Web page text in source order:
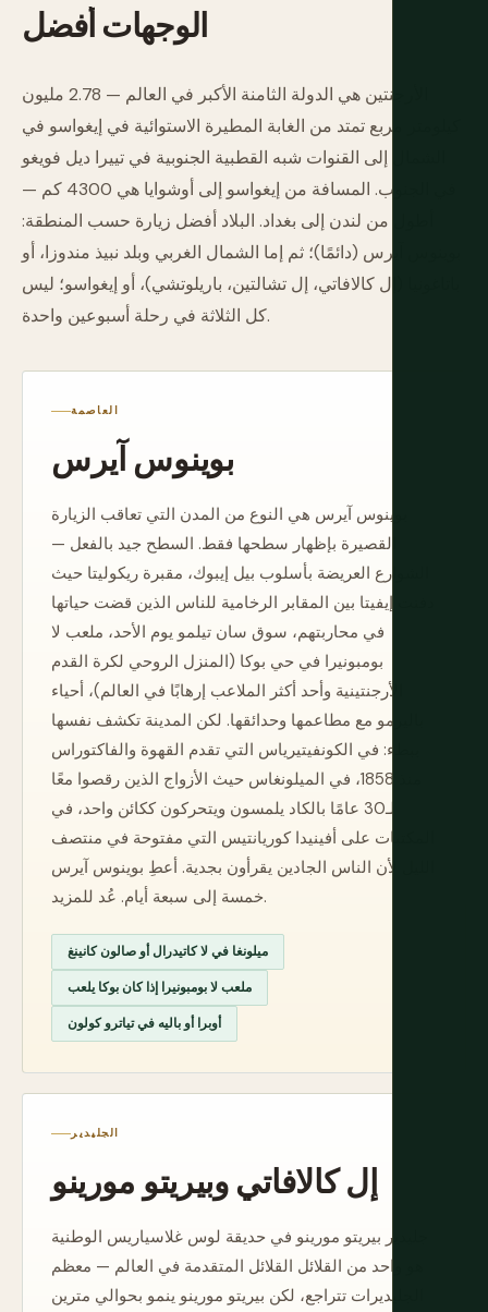
أفضلالوجهات
الأرجنتين هي الدولة الثامنة الأكبر في العالم — 2.78 مليون
كيلومتر مربع تمتد من الغابة المطيرة الاستوائية في إيغواسو في
الشمال إلى القنوات شبه القطبية الجنوبية في تييرا ديل فويغو
في الجنوب. المسافة من إيغواسو إلى أوشوايا هي 4300 كم —
أطول من لندن إلى بغداد. البلاد أفضل زيارة حسب المنطقة:
بوينوس آيرس (دائمًا)؛ ثم إما الشمال الغربي وبلد نبيذ مندوزا، أو
باتاغونيا (إل كالافاتي، إل تشالتين، باريلوتشي)، أو إيغواسو؛ ليس
كل الثلاثة في رحلة أسبوعين واحدة.
العاصمة
بوينوس آيرس
بوينوس آيرس هي النوع من المدن التي تعاقب الزيارة
القصيرة بإظهار سطحها فقط. السطح جيد بالفعل —
الشوارع العريضة بأسلوب بيل إيبوك، مقبرة ريكوليتا حيث
دفنت إيفيتا بين المقابر الرخامية للناس الذين قضت حياتها
في محاربتهم، سوق سان تيلمو يوم الأحد، ملعب لا
بومبونيرا في حي بوكا (المنزل الروحي لكرة القدم
الأرجنتينية وأحد أكثر الملاعب إرهابًا في العالم)، أحياء
باليرمو مع مطاعمها وحدائقها. لكن المدينة تكشف نفسها
ببطء: في الكونفيتيرياس التي تقدم القهوة والفاكتوراس
منذ 1858، في الميلونغاس حيث الأزواج الذين رقصوا معًا
لـ30 عامًا بالكاد يلمسون ويتحركون ككائن واحد، في
المكتبات على أفينيدا كوريانتيس التي مفتوحة في منتصف
الليل لأن الناس الجادين يقرأون بجدية. أعطِ بوينوس آيرس
خمسة إلى سبعة أيام. عُد للمزيد.
ميلونغا في لا كاتيدرال أو صالون كانينغ
ملعب لا بومبونيرا إذا كان بوكا يلعب
أوبرا أو باليه في تياترو كولون
الجليدير
إل كالافاتي وبيريتو مورينو
جليدير بيريتو مورينو في حديقة لوس غلاسياريس الوطنية
هو واحد من القلائل القلائل المتقدمة في العالم — معظم
الجليديرات تتراجع، لكن بيريتو مورينو ينمو بحوالي مترين